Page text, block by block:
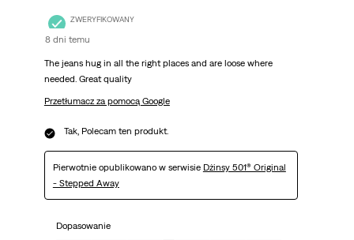
ZWERYFIKOWANY
8 dni temu
The jeans hug in all the right places and are loose where
needed. Great quality
Przetłumacz za pomocą Google
Tak, Polecam ten produkt.
Pierwotnie opublikowano w serwisie Dżinsy 501® Original
- Stepped Away
Dopasowanie